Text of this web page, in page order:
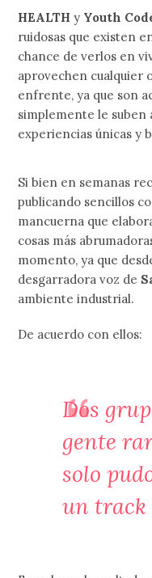
HEALTH y Youth
ruidosas que existen
chance de verlos en
aprovechen cualquier
enfrente, ya que son
simplemente le
experiencias únicas y
Si bien en semanas
publicando sencillos
mancuerna que
cosas más
momento, ya que
desgarradora voz de
ambiente industrial.
De acuerdo con ellos:
Dos
gente
solo
un track